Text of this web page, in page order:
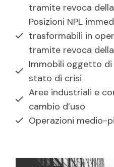
tramite revoca
Posizioni NPL
trasformabili in
tramite revoca
Immobili oggetto di
stato di crisi
Aree industriali e
cambio d’uso
Operazioni medio-